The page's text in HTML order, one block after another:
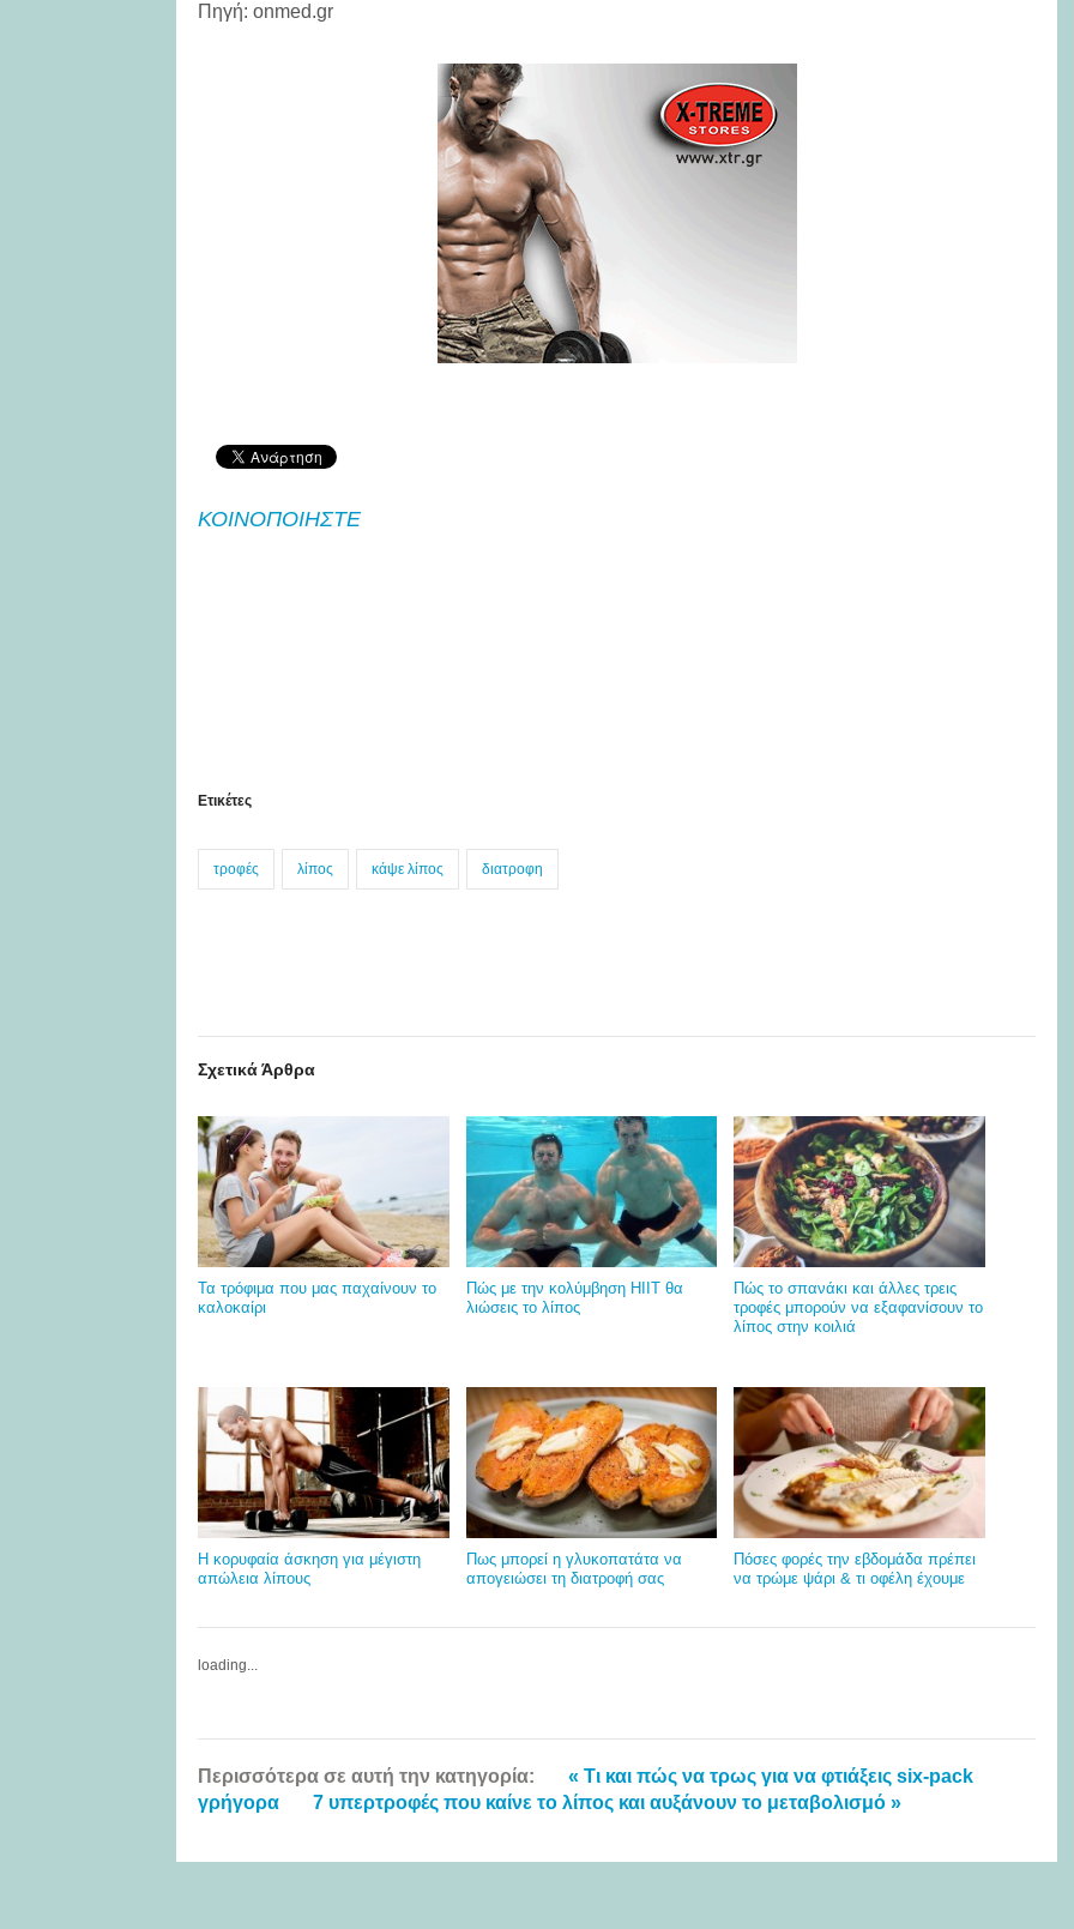
Πηγή: onmed.gr
ΚΟΙΝΟΠΟΙΗΣΤΕ
Ετικέτες
τροφές λίπος κάψε λίπος διατροφη
Σχετικά Άρθρα
Τα τρόφιμα που μας παχαίνουν το
καλοκαίρι
Πώς με την κολύμβηση HIIT θα
λιώσεις το λίπος
Πώς το σπανάκι και άλλες τρεις
τροφές μπορούν να εξαφανίσουν το
λίπος στην κοιλιά
Η κορυφαία άσκηση για μέγιστη
απώλεια λίπους
Πως μπορεί η γλυκοπατάτα να
απογειώσει τη διατροφή σας
Πόσες φορές την εβδομάδα πρέπει
να τρώμε ψάρι & τι οφέλη έχουμε
loading...
Περισσότερα σε αυτή την κατηγορία:
« Τι και πώς να τρως για να φτιάξεις six-pack
γρήγορα
7 υπερτροφές που καίνε το λίπος και αυξάνουν το μεταβολισμό »